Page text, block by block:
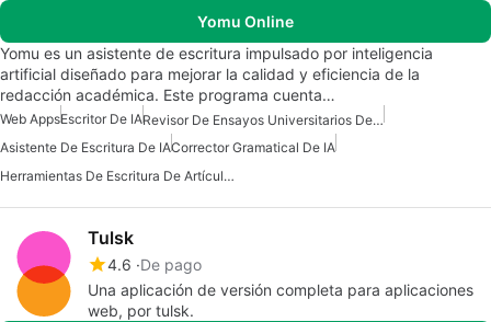
Yomu Online
Yomu es un asistente de escritura impulsado por inteligencia
artificial diseñado para mejorar la calidad y eficiencia de la
redacción académica. Este programa cuenta…
Web AppsEscritor De IA
Revisor De Ensayos Universitarios De IA
Asistente De Escritura De IACorrector Gramatical De IA
Herramientas De Escritura De Artículos De IA
Tulsk
4.6 De pago
Una aplicación de versión completa para aplicaciones
web, por tulsk.